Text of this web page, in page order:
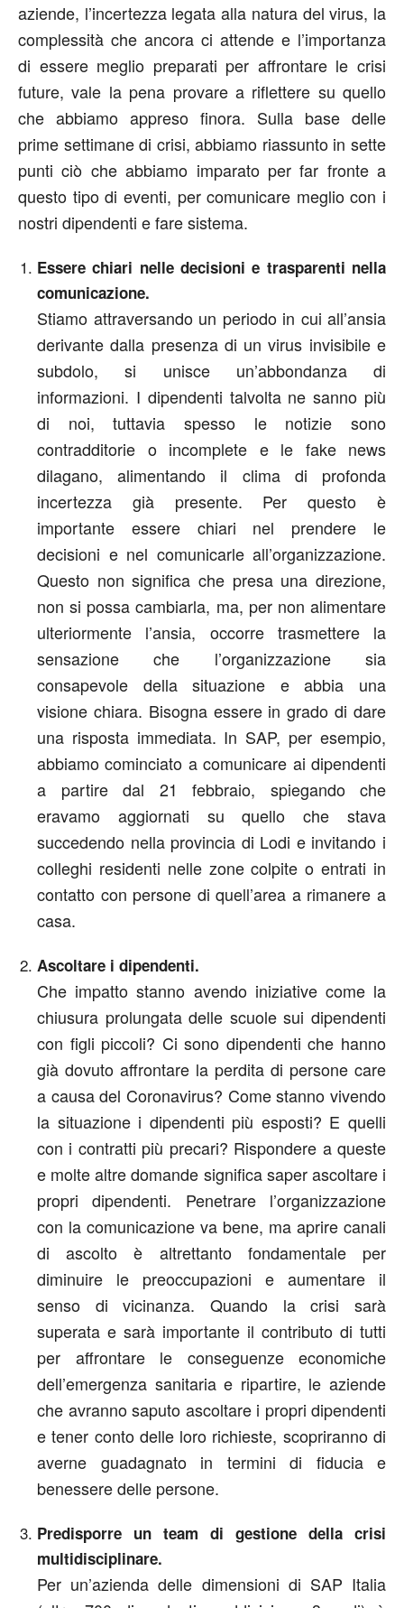
aziende, l’incertezza legata alla natura del virus, la
complessità che ancora ci attende e l’importanza
di essere meglio preparati per affrontare le crisi
future, vale la pena provare a riflettere su quello
che abbiamo appreso finora. Sulla base delle
prime settimane di crisi, abbiamo riassunto in sette
punti ciò che abbiamo imparato per far fronte a
questo tipo di eventi, per comunicare meglio con i
nostri dipendenti e fare sistema.
Essere chiari nelle decisioni e trasparenti nella
comunicazione.
Stiamo attraversando un periodo in cui all’ansia
derivante dalla presenza di un virus invisibile e
subdolo, si unisce un’abbondanza di
informazioni. I dipendenti talvolta ne sanno più
di noi, tuttavia spesso le notizie sono
contradditorie o incomplete e le fake news
dilagano, alimentando il clima di profonda
incertezza già presente. Per questo è
importante essere chiari nel prendere le
decisioni e nel comunicarle all’organizzazione.
Questo non significa che presa una direzione,
non si possa cambiarla, ma, per non alimentare
ulteriormente l’ansia, occorre trasmettere la
sensazione che l’organizzazione sia
consapevole della situazione e abbia una
visione chiara. Bisogna essere in grado di dare
una risposta immediata. In SAP, per esempio,
abbiamo cominciato a comunicare ai dipendenti
a partire dal 21 febbraio, spiegando che
eravamo aggiornati su quello che stava
succedendo nella provincia di Lodi e invitando i
colleghi residenti nelle zone colpite o entrati in
contatto con persone di quell’area a rimanere a
casa.
Ascoltare i dipendenti.
Che impatto stanno avendo iniziative come la
chiusura prolungata delle scuole sui dipendenti
con figli piccoli? Ci sono dipendenti che hanno
già dovuto affrontare la perdita di persone care
a causa del Coronavirus? Come stanno vivendo
la situazione i dipendenti più esposti? E quelli
con i contratti più precari? Rispondere a queste
e molte altre domande significa saper ascoltare i
propri dipendenti. Penetrare l’organizzazione
con la comunicazione va bene, ma aprire canali
di ascolto è altrettanto fondamentale per
diminuire le preoccupazioni e aumentare il
senso di vicinanza. Quando la crisi sarà
superata e sarà importante il contributo di tutti
per affrontare le conseguenze economiche
dell’emergenza sanitaria e ripartire, le aziende
che avranno saputo ascoltare i propri dipendenti
e tener conto delle loro richieste, scopriranno di
averne guadagnato in termini di fiducia e
benessere delle persone.
Predisporre un team di gestione della crisi
multidisciplinare.
Per un’azienda delle dimensioni di SAP Italia